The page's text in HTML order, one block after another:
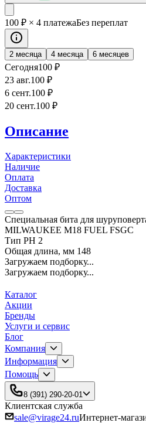
100 ₽ × 4 платежаБез переплат
2 месяца 4 месяца 6 месяцев
Сегодня100 ₽
23 авг.100 ₽
6 сент.100 ₽
20 сент.100 ₽
Описание
Характеристики
Наличие
Оплата
Доставка
Оптом
Специальная бита для
MILWAUKEE M18 FUEL FSGC
Тип PH 2
Общая длина, мм 148
Загружаем подборку...
Загружаем подборку...
Каталог
Акции
Бренды
Услуги и сервис
Блог
Компания
Информация
Помощь
8 (391) 290-20-01
Клиентская служба
sale@virage24.ruИнтернет-